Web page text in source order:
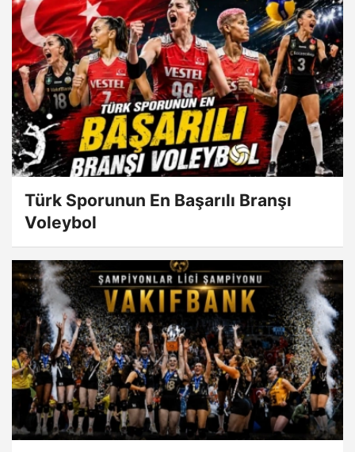
Türk Sporunun En Başarılı Branşı
Voleybol